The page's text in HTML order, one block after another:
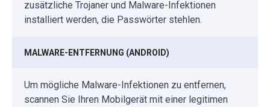
zusätzliche Trojaner und Malware-Infektionen
installiert werden, die Passwörter stehlen.
MALWARE-ENTFERNUNG (ANDROID)
Um mögliche Malware-Infektionen zu entfernen,
scannen Sie Ihren Mobilgerät mit einer legitimen